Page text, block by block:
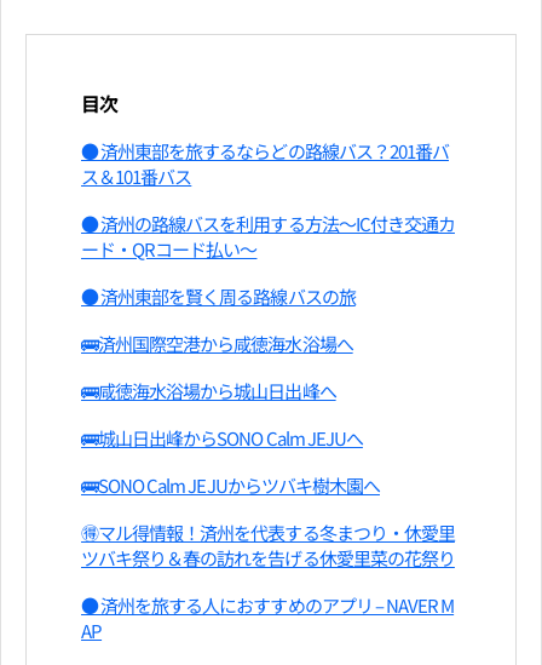
目次
● 済州東部を旅するならどの路線バス？201番バ
ス＆101番バス
● 済州の路線バスを利用する方法～IC付き交通カ
ード・QRコード払い～
● 済州東部を賢く周る路線バスの旅
🚌済州国際空港から咸徳海水浴場へ
🚌咸徳海水浴場から城山日出峰へ
🚌城山日出峰からSONO Calm JEJUへ
🚌SONO Calm JEJUからツバキ樹木園へ
🉐マル得情報！済州を代表する冬まつり・休愛里
ツバキ祭り＆春の訪れを告げる休愛里菜の花祭り
● 済州を旅する人におすすめのアプリ – NAVER M
AP